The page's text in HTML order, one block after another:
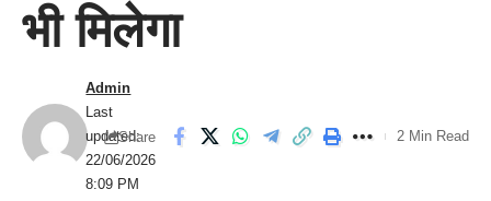
भी मिलेगा
Last
updated:
22/06/2026
8:09 PM
Admin
Share 2 Min Read